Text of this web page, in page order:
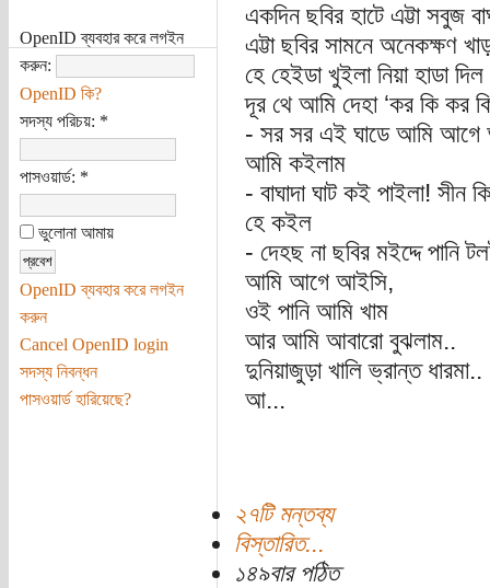
OpenID ব্যবহার করে লগইন
করুন:
OpenID কি?
সদস্য পরিচয়: *
পাসওয়ার্ড: *
ভুলোনা আমায়
OpenID ব্যবহার করে লগইন
করুন
Cancel OpenID login
সদস্য নিবন্ধন
পাসওয়ার্ড হারিয়েছে?
একদিন ছবির হাটে এট্টা সবুজ
এট্টা ছবির সামনে অনেকক্ষণ
হে হেইডা খুইলা নিয়া হাডা দিল
দূর থে আমি দেহা ‘কর কি কর
- সর সর এই ঘাডে আমি আগে
আমি কইলাম
- বাঘাদা ঘাট কই পাইলা! সীন
হে কইল
- দেহছ না ছবির মইদ্দে পানি
আমি আগে আইসি,
ওই পানি আমি খাম
আর আমি আবারো বুঝলাম..
দুনিয়াজুড়া খালি ভ্রান্ত ধারমা..
আ...
২৭টি মন্তব্য
বিস্তারিত...
১৪৯বার পঠিত